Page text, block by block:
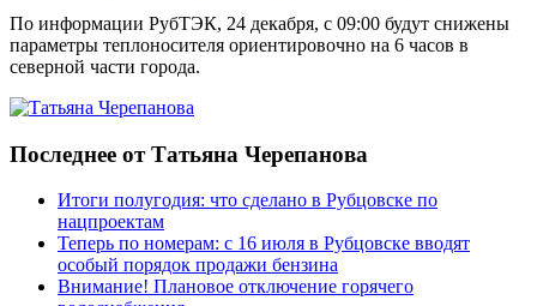
По информации РубТЭК, 24 декабря, с 09:00 будут снижены
параметры теплоносителя ориентировочно на 6 часов в
северной части города. ⁣
Последнее от Татьяна Черепанова
Итоги полугодия: что сделано в Рубцовске по
нацпроектам
Теперь по номерам: с 16 июля в Рубцовске вводят
особый порядок продажи бензина
Внимание! Плановое отключение горячего